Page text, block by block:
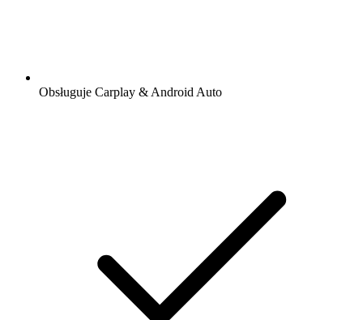
Obsługuje Carplay & Android Auto